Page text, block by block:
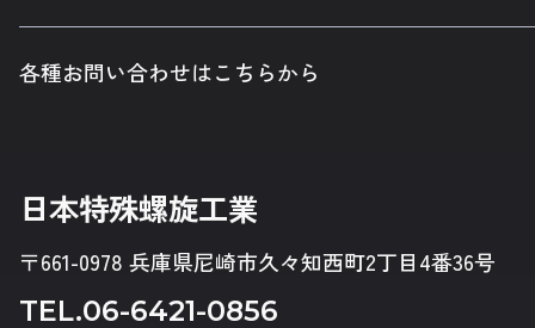
各種お問い合わせはこちらから
日本特殊螺旋工業
〒661-0978 兵庫県尼崎市久々知西町2丁目4番36号
TEL.06-6421-0856